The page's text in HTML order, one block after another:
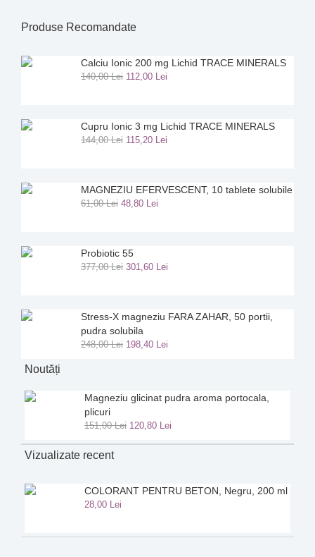
Produse Recomandate
Calciu Ionic 200 mg Lichid TRACE MINERALS
140,00Lei 112,00 Lei
Cupru Ionic 3 mg Lichid TRACE MINERALS
144,00Lei 115,20 Lei
MAGNEZIU EFERVESCENT, 10 tablete solubile
61,00Lei 48,80 Lei
Probiotic 55
377,00Lei 301,60 Lei
Stress-X magneziu FARA ZAHAR, 50 portii,
pudra solubila
248,00Lei 198,40 Lei
Noutăți
Magneziu glicinat pudra aroma portocala,
plicuri
151,00Lei 120,80 Lei
Vizualizate recent
COLORANT PENTRU BETON, Negru, 200 ml
28,00 Lei